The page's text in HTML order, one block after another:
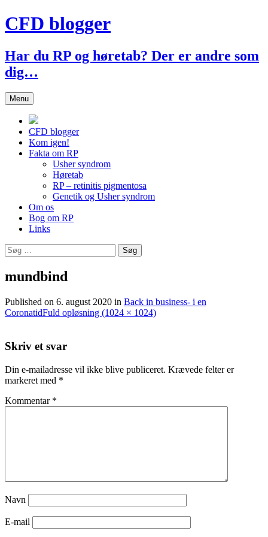
Hop
til
CFD blogger
Har du RP og høretab? Der er andre som
dig…
Menu
CFD blogger
Kom igen!
Fakta om RP
Usher syndrom
Høretab
RP – retinitis pigmentosa
Genetik og Usher syndrom
Om os
Bog om RP
Links
Søg
efter:
mundbind
Published on 6. august 2020 in Back in business- i en
CoronatidFuld opløsning (1024 × 1024)
Skriv et svar
Din e-mailadresse vil ikke blive publiceret. Krævede felter er
markeret med *
Kommentar *
Navn
E-mail